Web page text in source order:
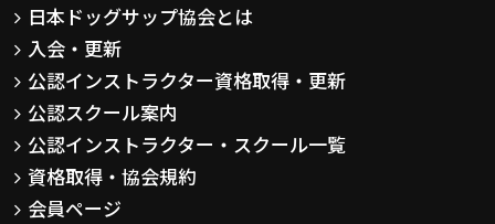
日本ドッグサップ協会とは
入会・更新
公認インストラクター資格取得・更新
公認スクール案内
公認インストラクター・スクール一覧
資格取得・協会規約
会員ページ